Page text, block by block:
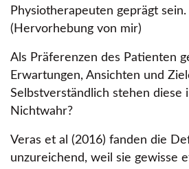
Physiotherapeuten geprägt sein.
(Hervorhebung von mir)
Als Präferenzen des Patienten
Erwartungen, Ansichten und
Selbstverständlich stehen diese
Nichtwahr?
Veras et al (2016) fanden die
unzureichend, weil sie gewisse